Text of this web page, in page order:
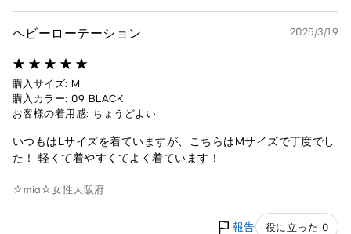
ヘビーローテーション 2025/3/19
購入サイズ: M
購入カラー: 09 BLACK
お客様の着用感: ちょうどよい
いつもはLサイズを着ていますが、こちらはMサイズで丁度でし
た！ 軽くて着やすくてよく着ています！
☆mia☆女性大阪府
報告 役に立った 0